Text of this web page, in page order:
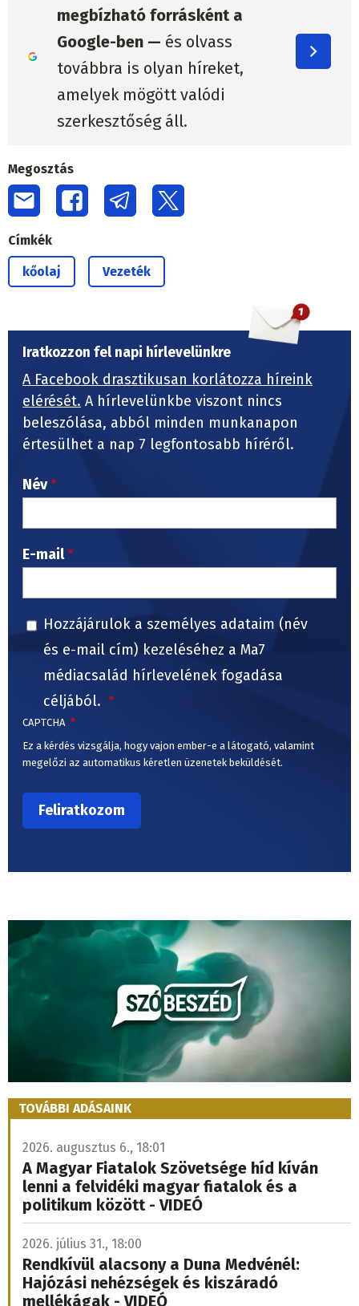
megbízható forrásként a
Google-ben — és olvass
továbbra is olyan híreket,
amelyek mögött valódi
szerkesztőség áll.
Megosztás
Címkék
kőolaj Vezeték
Iratkozzon fel napi hírlevelünkre
A Facebook drasztikusan korlátozza híreink
elérését. A hírlevelünkbe viszont nincs
beleszólása, abból minden munkanapon
értesülhet a nap 7 legfontosabb híréről.
Név
E-mail
Hozzájárulok a személyes adataim (név
és e-mail cím) kezeléséhez a Ma7
médiacsalád hírlevelének fogadása
céljából.
CAPTCHA
Ez a kérdés vizsgálja, hogy vajon ember-e a látogató, valamint
megelőzi az automatikus kéretlen üzenetek beküldését.
TOVÁBBI ADÁSAINK
2026. augusztus 6., 18:01
A Magyar Fiatalok Szövetsége híd kíván
lenni a felvidéki magyar fiatalok és a
politikum között - VIDEÓ
2026. július 31., 18:00
Rendkívül alacsony a Duna Medvénél:
Hajózási nehézségek és kiszáradó
mellékágak - VIDEÓ